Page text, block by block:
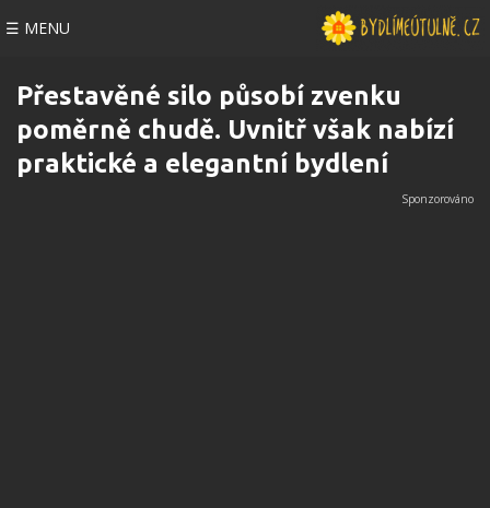
☰ MENU
Přestavěné silo působí zvenku
poměrně chudě. Uvnitř však nabízí
praktické a elegantní bydlení